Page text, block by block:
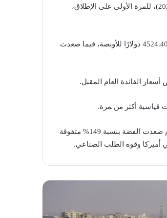
تجاوز الذهب مستوى 4500 دولار للأونصة اليوم الأربعاء (24 كانون الأول/ديسمبر 2025)، للمرة الأولى على الإطلاق،
صباحًا، ارتفعت العقود الآجلة للذهب لشهر شباط المقبل بنسبة 0.42% لتصل إلى 4524.40 دولارًا للأونصة، فيما صعدت
الفائدة العام المقبل.
كذلك، ارتفعت الفضة بنسبة 3.8% لتصل إلى 72.35 دولارًا للأونصة، ومنذ بداية ⁠العام صعدت الفضة بنسبة 149% متفوقة
أميركا وقوة الطلب الصناعي.